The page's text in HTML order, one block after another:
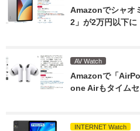
Amazonでシャオ
2」が2万円以下に
AV Watch
Amazonで「
one Airもタイム
INTERNET Watch